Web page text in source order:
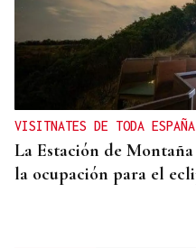
VISITNATES DE TODA ESPAÑA
La Estación de
la ocupación para el